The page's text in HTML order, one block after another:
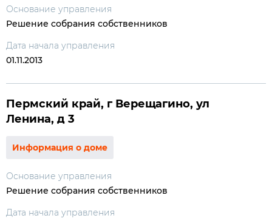
Основание управления
Решение собрания собственников
Дата начала управления
01.11.2013
Пермский край, г Верещагино, ул
Ленина, д 3
Информация о доме
Основание управления
Решение собрания собственников
Дата начала управления